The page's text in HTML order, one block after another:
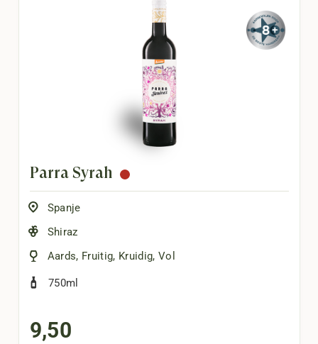
Parra Syrah
Spanje
Shiraz
Aards, Fruitig, Kruidig,Vol
750ml
9,50